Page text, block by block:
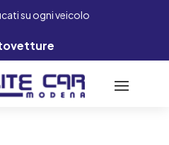
su ogni veicolo